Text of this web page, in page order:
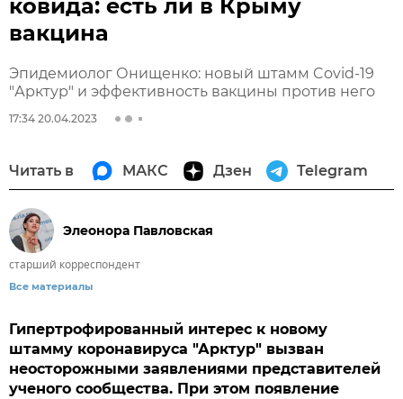
ковида: есть ли в Крыму
вакцина
Эпидемиолог Онищенко: новый штамм Covid-19
"Арктур" и эффективность вакцины против него
17:34 20.04.2023
Читать в МАКС Дзен Telegram
Элеонора Павловская
старший корреспондент
Все материалы
Гипертрофированный интерес к новому
штамму коронавируса "Арктур" вызван
неосторожными заявлениями представителей
ученого сообщества. При этом появление